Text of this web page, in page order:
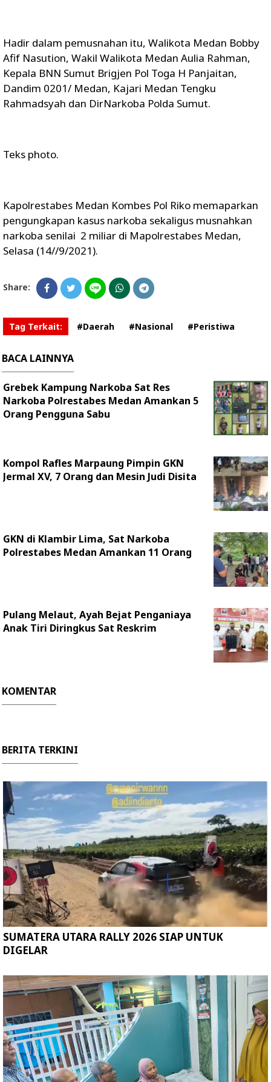
Hadir dalam pemusnahan itu, Walikota Medan Bobby
Afif Nasution, Wakil Walikota Medan Aulia Rahman,
Kepala BNN Sumut Brigjen Pol Toga H Panjaitan,
Dandim 0201/ Medan, Kajari Medan Tengku
Rahmadsyah dan DirNarkoba Polda Sumut.
Teks photo.
Kapolrestabes Medan Kombes Pol Riko memaparkan
pengungkapan kasus narkoba sekaligus musnahkan
narkoba senilai 2 miliar di Mapolrestabes Medan,
Selasa (14//9/2021).
Share:
Tag Terkait: #Daerah #Nasional #Peristiwa
BACA LAINNYA
Grebek Kampung Narkoba Sat Res
Narkoba Polrestabes Medan Amankan 5
Orang Pengguna Sabu
Kompol Rafles Marpaung Pimpin GKN
Jermal XV, 7 Orang dan Mesin Judi Disita
GKN di Klambir Lima, Sat Narkoba
Polrestabes Medan Amankan 11 Orang
Pulang Melaut, Ayah Bejat Penganiaya
Anak Tiri Diringkus Sat Reskrim
KOMENTAR
BERITA TERKINI
SUMATERA UTARA RALLY 2026 SIAP UNTUK
DIGELAR